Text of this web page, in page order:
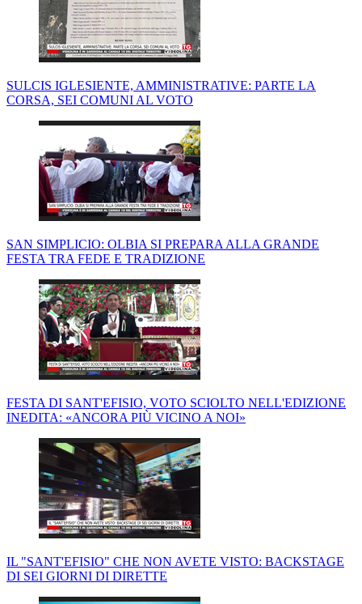
SULCIS IGLESIENTE, AMMINISTRATIVE: PARTE LA
CORSA, SEI COMUNI AL VOTO
SAN SIMPLICIO: OLBIA SI PREPARA ALLA GRANDE
FESTA TRA FEDE E TRADIZIONE
FESTA DI SANT'EFISIO, VOTO SCIOLTO NELL'EDIZIONE
INEDITA: «ANCORA PIÙ VICINO A NOI»
IL "SANT'EFISIO" CHE NON AVETE VISTO: BACKSTAGE
DI SEI GIORNI DI DIRETTE